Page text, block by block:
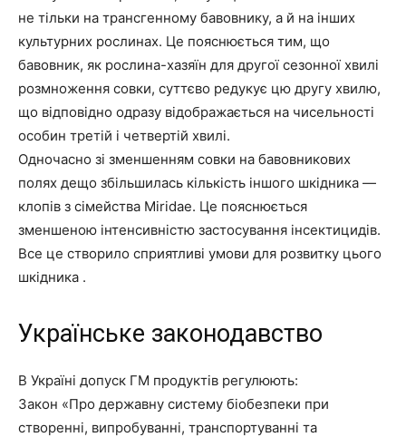
не тільки на трансгенному бавовнику, а й на інших
культурних рослинах. Це пояснюється тим, що
бавовник, як рослина-хазяїн для другої сезонної хвилі
розмноження совки, суттєво редукує цю другу хвилю,
що відповідно одразу відображається на чисельності
особин третій і четвертій хвилі.
Одночасно зі зменшенням совки на бавовникових
полях дещо збільшилась кількість іншого шкідника —
клопів з сімейства Miridae. Це пояснюється
зменшеною інтенсивністю застосування інсектицидів.
Все це створило сприятливі умови для розвитку цього
шкідника .
Українське законодавство
В Україні допуск ГМ продуктів регулюють:
Закон «Про державну систему біобезпеки при
створенні, випробуванні, транспортуванні та